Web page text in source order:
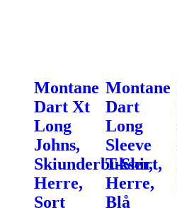
Montane
Dart Xt
Long
Johns,
Skiunderbukser,
Herre,
Sort
Montane
Dart
Long
Sleeve
T-Shirt,
Herre,
Blå